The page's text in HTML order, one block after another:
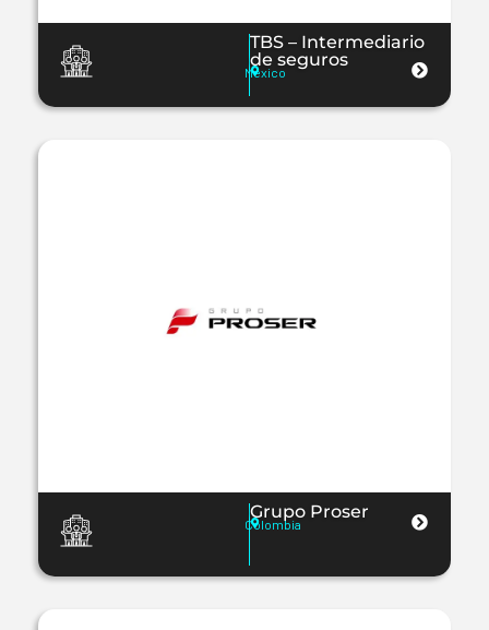
TBS – Intermediario
de seguros
Mexico
Grupo Proser
Colombia